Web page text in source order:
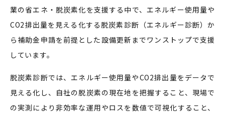
業の省エネ・脱炭素化を支援する中で、エネルギー使用量や
CO2排出量を見える化する脱炭素診断（エネルギー診断）か
ら補助金申請を前提とした設備更新までワンストップで支援
しています。
脱炭素診断では、エネルギー使用量やCO2排出量をデータで
見える化し、自社の脱炭素の現在地を把握すること、現場で
の実測により非効率な運用やロスを数値で可視化すること、